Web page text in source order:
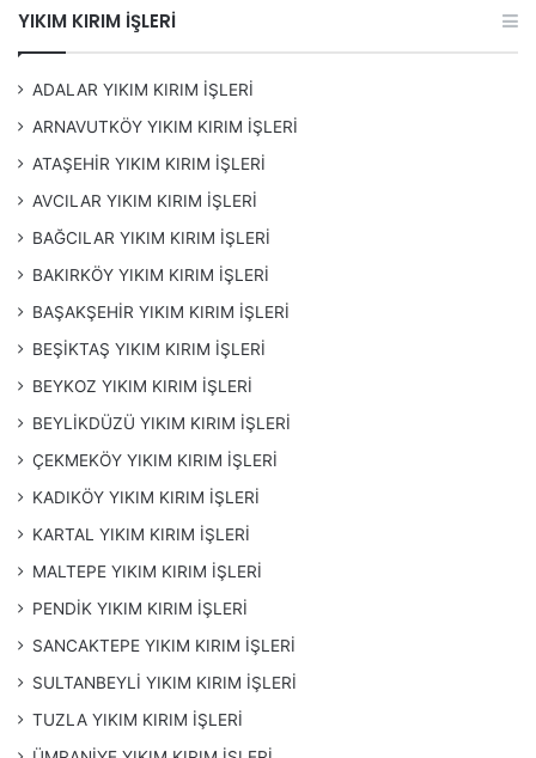
Hizmetlerimiz:
Güvenilir ve profesyonel bir ekip ile bina
kaldırıyoruz.
Kırım İşleri:İnşaat projelerinizde ihtiyaç duyduğunuz
kırım işlerini, deneyimli ekip ve modern ekipmanlarla
gerçekleştiriyoruz.
Hafriyat:İnşaat öncesi veya sonrası ihtiyaç duyulan
hafriyat işlemlerini titizlikle gerçekleştiriyor, alanınızı
düzenliyoruz.
Atık Yönetimi:Çevre dostu bir yaklaşımla, yıkım ve
yönetiyor, geri dönüşüme kazandırıyoruz.
Dökme Beton Hizmetleri:
kazandırmak için dökme beton hizmetlerimizle size
özel çözümler sunuyoruz.
Bina Yıkımı
Duvar kırımı
YIKIM KIRIM İŞLERİ
ADALAR YIKIM KIRIM İŞLERİ
ARNAVUTKÖY YIKIM KIRIM İŞLERİ
ATAŞEHİR YIKIM KIRIM İŞLERİ
AVCILAR YIKIM KIRIM İŞLERİ
BAĞCILAR YIKIM KIRIM İŞLERİ
BAKIRKÖY YIKIM KIRIM İŞLERİ
BAŞAKŞEHİR YIKIM KIRIM İŞLERİ
BEŞİKTAŞ YIKIM KIRIM İŞLERİ
BEYKOZ YIKIM KIRIM İŞLERİ
BEYLİKDÜZÜ YIKIM KIRIM İŞLERİ
ÇEKMEKÖY YIKIM KIRIM İŞLERİ
KADIKÖY YIKIM KIRIM İŞLERİ
KARTAL YIKIM KIRIM İŞLERİ
MALTEPE YIKIM KIRIM İŞLERİ
PENDİK YIKIM KIRIM İŞLERİ
SANCAKTEPE YIKIM KIRIM İŞLERİ
SULTANBEYLİ YIKIM KIRIM İŞLERİ
TUZLA YIKIM KIRIM İŞLERİ